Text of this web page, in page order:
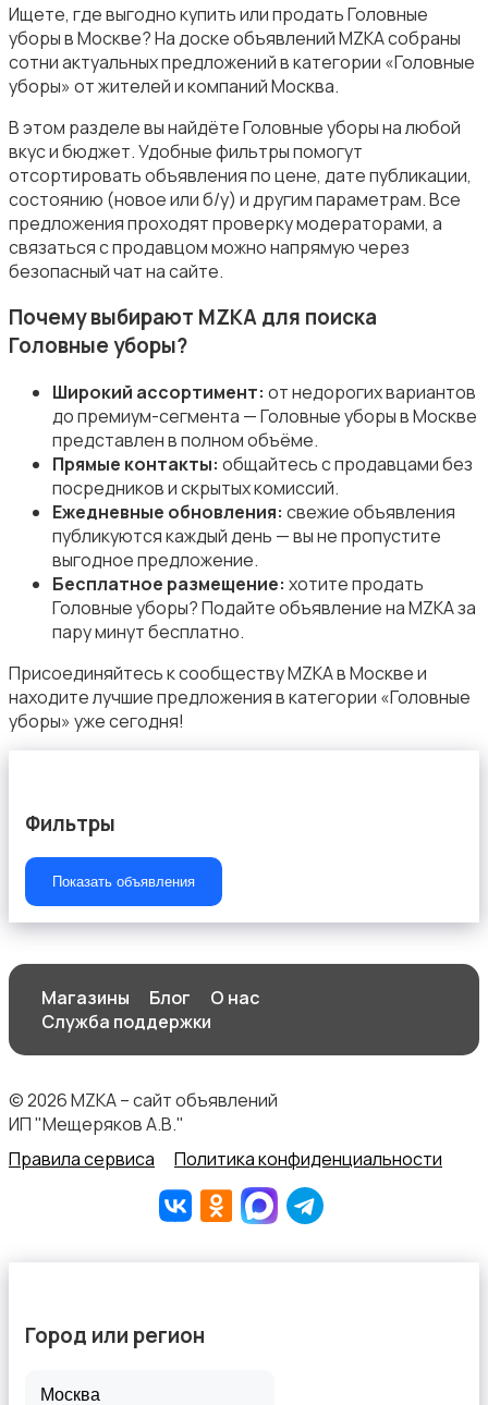
Купальники
Нижнее белье
Обувь
Пиджаки и костюмы
Платья и юбки
Свитеры и толстовки
Спортивная одежда
Футболки и топы
Штаны и шорты
Ищете, где выгодно купить или продать Головные
уборы в Москве? На доске объявлений MZKA собраны
сотни актуальных предложений в категории «Головные
уборы» от жителей и компаний Москва.
В этом разделе вы найдёте Головные уборы на любой
вкус и бюджет. Удобные фильтры помогут
отсортировать объявления по цене, дате публикации,
состоянию (новое или б/у) и другим параметрам. Все
предложения проходят проверку модераторами, а
связаться с продавцом можно напрямую через
безопасный чат на сайте.
Почему выбирают MZKA для поиска
Головные уборы?
Широкий ассортимент: от недорогих вариантов
до премиум-сегмента — Головные уборы в Москве
представлен в полном объёме.
Прямые контакты: общайтесь с продавцами без
посредников и скрытых комиссий.
Ежедневные обновления: свежие объявления
публикуются каждый день — вы не пропустите
выгодное предложение.
Бесплатное размещение: хотите продать
Головные уборы? Подайте объявление на MZKA за
пару минут бесплатно.
Присоединяйтесь к сообществу MZKA в Москве и
находите лучшие предложения в категории «Головные
уборы» уже сегодня!
Фильтры
Показать объявления
Магазины Блог
О нас
Служба поддержки
© 2026 MZKA – сайт объявлений
ИП "Мещеряков А.В."
Правила сервиса
Политика конфиденциальности
Город или регион